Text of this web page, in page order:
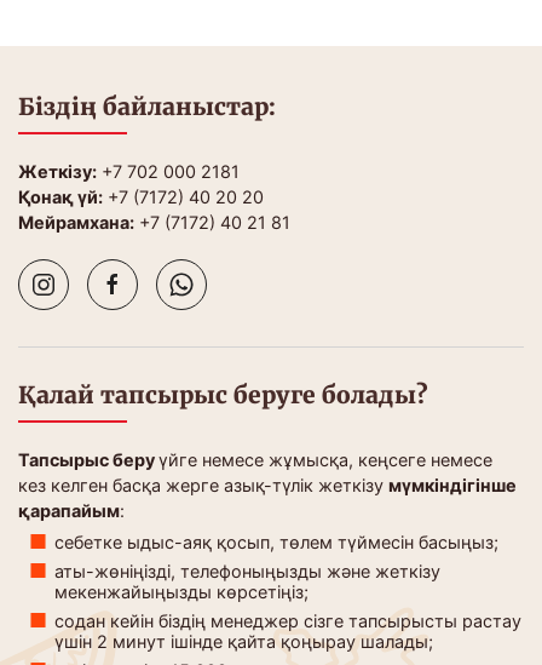
Біздің байланыстар:
Жеткізу: +7 702 000 2181
Қонақ үй: +7 (7172) 40 20 20
Мейрамхана: +7 (7172) 40 21 81
Қалай тапсырыс беруге болады?
Тапсырыс беруүйге немесе жұмысқа, кеңсеге немесе
кез келген басқа жерге азық-түлік жеткізу мүмкіндігінше
қарапайым:
себетке ыдыс-аяқ қосып, төлем түймесін басыңыз;
аты-жөніңізді, телефоныңызды және жеткізу
мекенжайыңызды көрсетіңіз;
содан кейін біздің менеджер сізге тапсырысты растау
үшін 2 минут ішінде қайта қоңырау шалады;